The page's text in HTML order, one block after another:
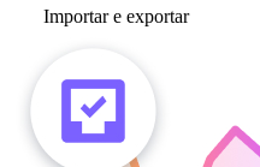
Importar e exportar